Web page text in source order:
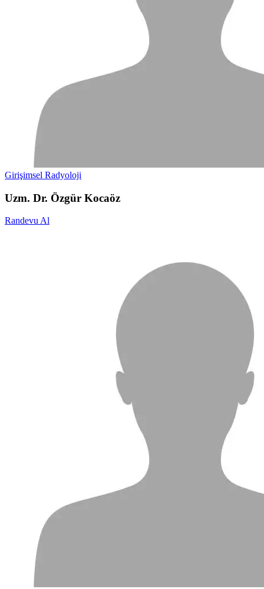
Girişimsel Radyoloji
Uzm. Dr. Özgür Kocaöz
Randevu Al